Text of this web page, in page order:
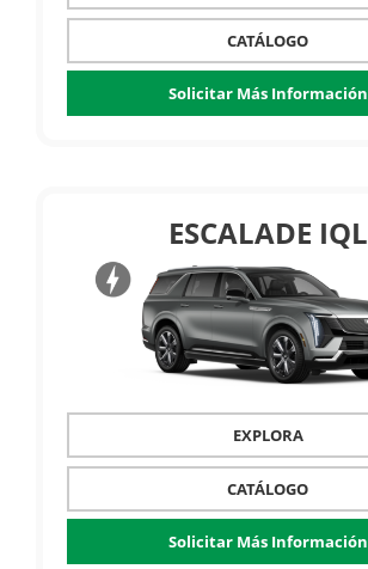
CATÁLOGO
Solicitar Más Información
ESCALADE IQL
EXPLORA
CATÁLOGO
Solicitar Más Información